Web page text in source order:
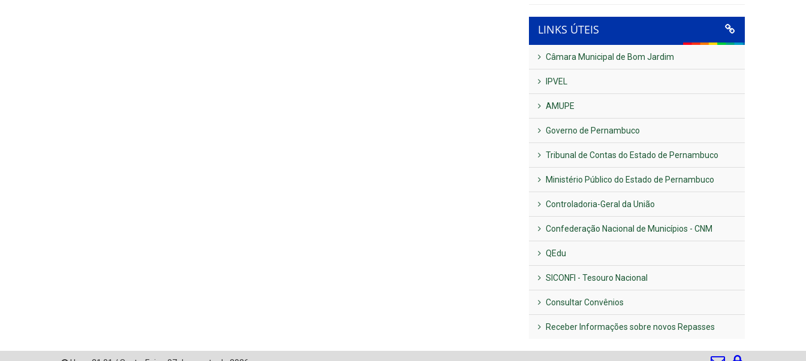
LINKS ÚTEIS
Câmara Municipal de Bom Jardim
IPVEL
AMUPE
Governo de Pernambuco
Tribunal de Contas do Estado de Pernambuco
Ministério Público do Estado de Pernambuco
Controladoria-Geral da União
Confederação Nacional de Municípios - CNM
QEdu
SICONFI - Tesouro Nacional
Consultar Convênios
Receber Informações sobre novos Repasses